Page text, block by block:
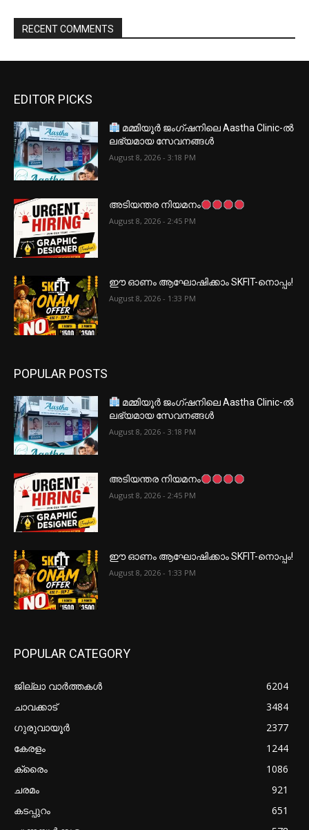
RECENT COMMENTS
EDITOR PICKS
മമ്മിയൂർ ജംഗ്ഷനിലെ Aastha Clinic-ൽ
ലഭ്യമായ സേവനങ്ങൾ
August 8, 2026 - 3:18 PM
അടിയന്തര നിയമനം
August 8, 2026 - 2:45 PM
ഈ ഓണം ആഘോഷിക്കാം SKFIT-നൊപ്പം!
August 8, 2026 - 1:33 PM
POPULAR POSTS
മമ്മിയൂർ ജംഗ്ഷനിലെ Aastha Clinic-ൽ
ലഭ്യമായ സേവനങ്ങൾ
August 8, 2026 - 3:18 PM
അടിയന്തര നിയമനം
August 8, 2026 - 2:45 PM
ഈ ഓണം ആഘോഷിക്കാം SKFIT-നൊപ്പം!
August 8, 2026 - 1:33 PM
POPULAR CATEGORY
ജില്ലാ വാർത്തകൾ
6204
ചാവക്കാട്
3484
ഗുരുവായൂർ
2377
കേരളം
1244
ക്രൈം
1086
ചരമം
921
കടപ്പുറം
651